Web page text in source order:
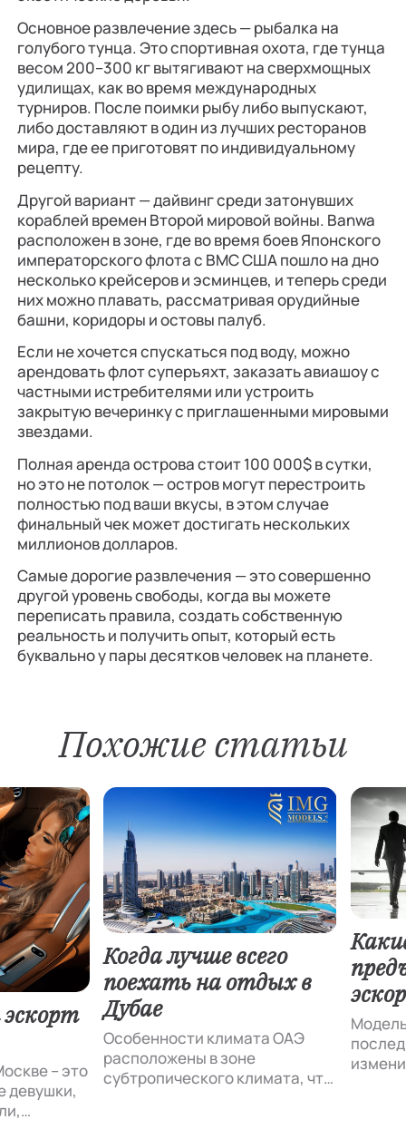
Основное развлечение здесь — рыбалка на
голубого тунца. Это спортивная охота, где тунца
весом 200–300 кг вытягивают на сверхмощных
удилищах, как во время международных
турниров. После поимки рыбу либо выпускают,
либо доставляют в один из лучших ресторанов
мира, где ее приготовят по индивидуальному
рецепту.
Другой вариант — дайвинг среди затонувших
кораблей времен Второй мировой войны. Banwa
расположен в зоне, где во время боев Японского
императорского флота с ВМС США пошло на дно
несколько крейсеров и эсминцев, и теперь среди
них можно плавать, рассматривая орудийные
башни, коридоры и остовы палуб.
Если не хочется спускаться под воду, можно
арендовать флот суперъяхт, заказать авиашоу с
частными истребителями или устроить
закрытую вечеринку с приглашенными мировыми
звездами.
Полная аренда острова стоит 100 000$ в сутки,
но это не потолок — остров могут перестроить
полностью под ваши вкусы, в этом случае
финальный чек может достигать нескольких
миллионов долларов.
Самые дорогие развлечения — это совершенно
другой уровень свободы, когда вы можете
переписать правила, создать собственную
реальность и получить опыт, который есть
буквально у пары десятков человек на планете.
Похожие статьи
– это
девушки,
Когда лучше всего
поехать на отдых в
Дубае
Особенности климата ОАЭ
расположены в зоне
субтропического климата, что